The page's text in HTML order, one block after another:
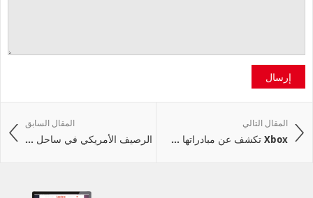
إرسال
المقال السابق
الرصيف الأمريكي في ساحل ...
المقال التالي
Xbox تكشف عن مبادراتها ...